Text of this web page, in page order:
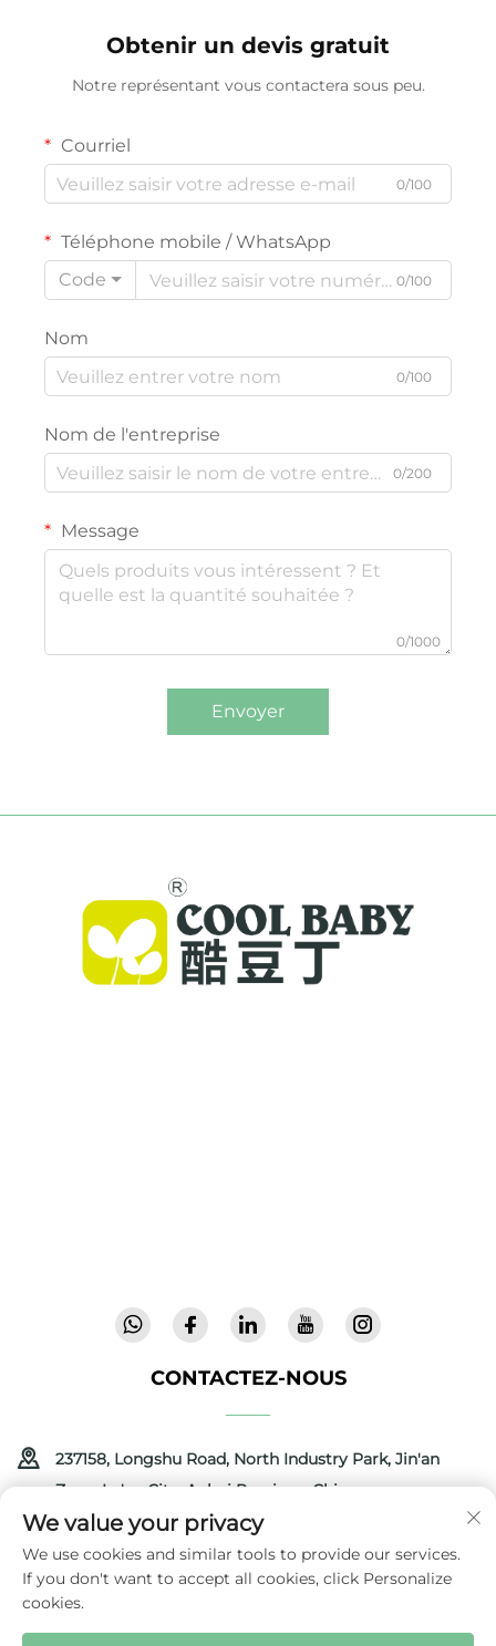
Obtenir un devis gratuit
Notre représentant vous contactera sous peu.
Courriel
0/100
Téléphone mobile / WhatsApp
Code
0/100
Nom
0/100
Nom de l'entreprise
0/200
Message
0/1000
Envoyer
CONTACTEZ-NOUS
237158, Longshu Road, North Industry Park, Jin'an
Zone, Lu'an City, Anhui Province, Chine
+86-13516489604
[email protected]
We value your privacy
We use cookies and similar tools to provide our services.
If you don't want to accept all cookies, click Personalize
cookies.